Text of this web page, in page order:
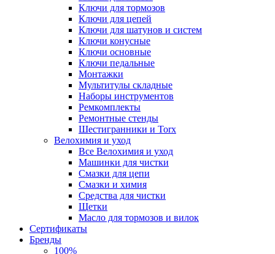
Ключи для тормозов
Ключи для цепей
Ключи для шатунов и систем
Ключи конусные
Ключи основные
Ключи педальные
Монтажки
Мультитулы складные
Наборы инструментов
Ремкомплекты
Ремонтные стенды
Шестигранники и Torx
Велохимия и уход
Все Велохимия и уход
Машинки для чистки
Смазки для цепи
Смазки и химия
Средства для чистки
Щетки
Масло для тормозов и вилок
Сертификаты
Бренды
100%